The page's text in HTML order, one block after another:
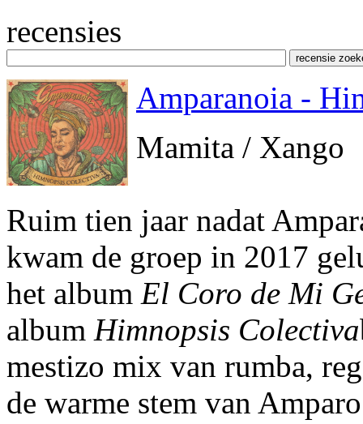
recensies
Amparanoia -
Mamita / Xango
Ruim tien jaar nadat
kwam de groep in 2017
het album El Coro de Mi
album Himnopsis Colectiva
mestizo mix van rumba,
de warme stem van